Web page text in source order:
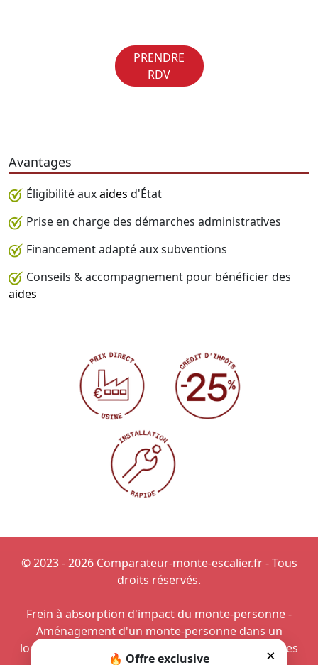
PRENDRE
RDV
Avantages
Éligibilité auxaides d'État
Prise en charge des démarches administratives
Financement adapté aux subventions
Conseils & accompagnement pour bénéficier des
aides
×
🔥 Offre exclusive
© 2023 - 2026 Comparateur-monte-escalier.fr - Tous
droits réservés.
Frein à absorption d'impact du monte-personne-
Aménagement d'un monte-personne dans un
logement
Monte-escalier dans la région de Nantes